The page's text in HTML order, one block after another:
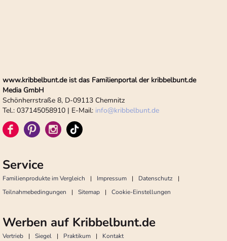
www.kribbelbunt.de ist das Familienportal der kribbelbunt.de
Media GmbH
Schönherrstraße 8, D-09113 Chemnitz
Tel.: 037145058910 | E-Mail: info@kribbelbunt.de
Service
Familienprodukte im Vergleich Impressum
Datenschutz
Teilnahmebedingungen
Sitemap Cookie-Einstellungen
Werben auf Kribbelbunt.de
Vertrieb Siegel Praktikum Kontakt